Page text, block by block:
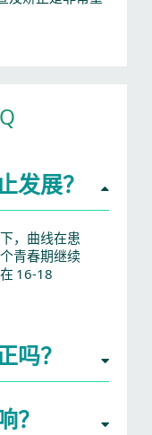
发展？
，曲线在患
青春期继续
16-18
吗？
？